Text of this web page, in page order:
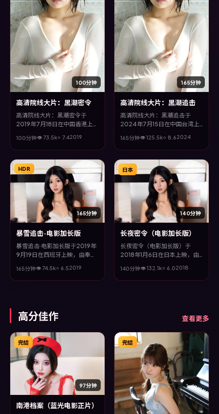
100分钟
高清院线大片：黑潮密令
高清院线大片：黑潮密令于
2019年7月18日在中国香港上
春、邱泽、孔刘、木村拓哉等主
演。全片以家庭类型为主线，改
编自真实事件与社会议题，兼具
娱乐性与思考空间。
100分钟👁 73.5k⭐ 7.42019
165分钟
高清院线大片：黑潮追击
高清院线大片：黑潮追击于
2024年7月15日在中国台湾上
宇、谭卓、孔刘等主演。全片以
冒险类型为主线，视听语言大胆
实验，配乐与场面调度为全片情
绪推波助澜。
165分钟👁125.5k⭐ 8.62024
165分钟
HDR
暴雪追击·电影加长版
暴雪追击·电影加长版于2019年
9月19日在西班牙上映，由奉俊
等主演。全片以冒险类型为主
线，视听语言大胆实验，配乐与
165分钟👁 74.5k⭐ 6.52019
140分钟
日本
长夜密令（电影加长版）
长夜密令（电影加长版）于
2018年1月6日在日本上映，由
李、王景春、赵丽颖等主演。全
片以科幻类型为主线，改编自真
140分钟👁132.1k⭐ 6.02018
高分佳作 查看更多
97分钟
完结
南港档案（蓝光电影正片）
完结